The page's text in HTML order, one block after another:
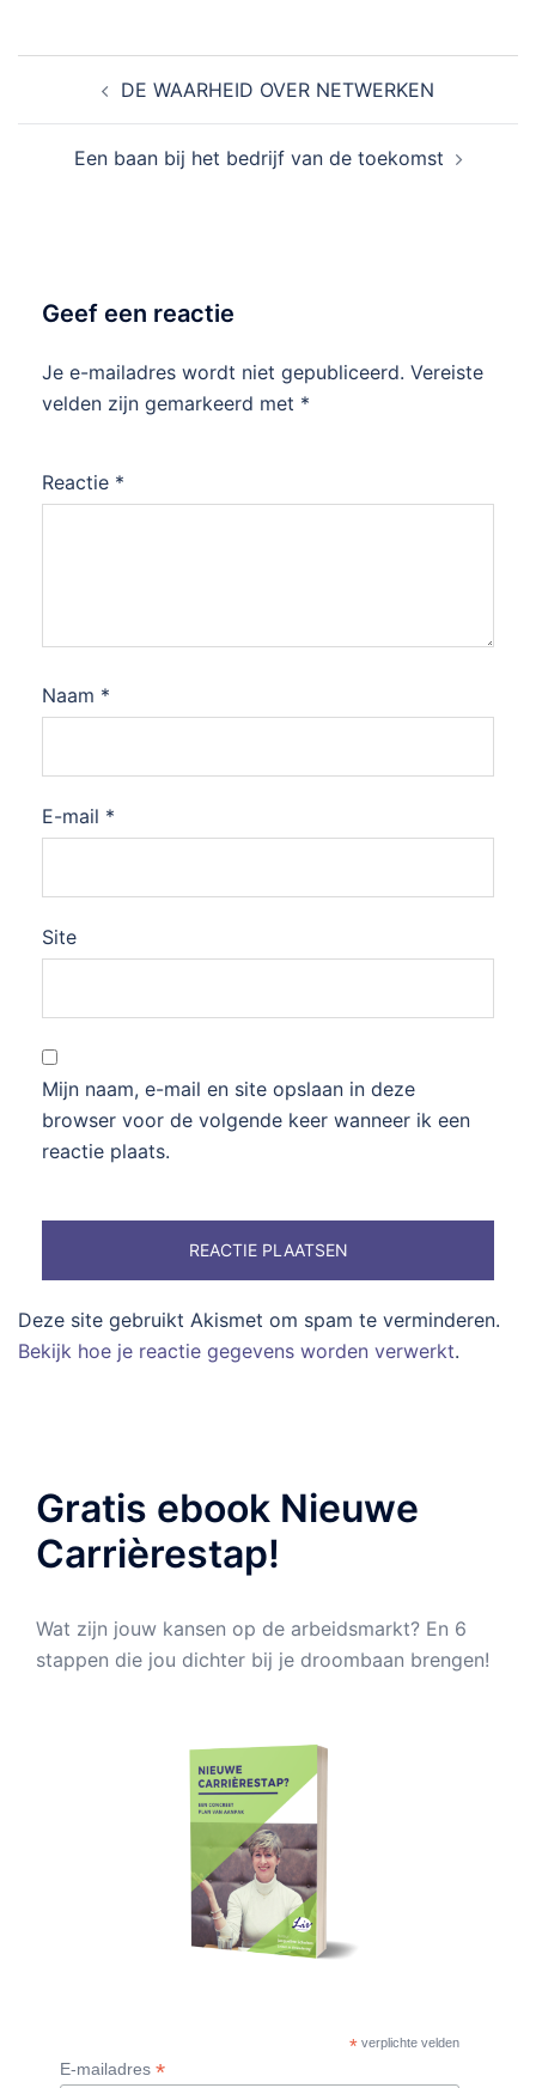
DE WAARHEID OVER NETWERKEN
Een baan bij het bedrijf van de toekomst
Geef een reactie
Je e-mailadres wordt niet gepubliceerd. Vereiste
velden zijn gemarkeerd met *
Reactie *
Naam *
E-mail *
Site
Mijn naam, e-mail en site opslaan in deze
browser voor de volgende keer wanneer ik een
reactie plaats.
Deze site gebruikt Akismet om spam te verminderen.
Bekijk hoe je reactie gegevens worden verwerkt.
Gratis ebook Nieuwe
Carrièrestap!
Wat zijn jouw kansen op de arbeidsmarkt? En 6
stappen die jou dichter bij je droombaan brengen!
* verplichte velden
E-mailadres *